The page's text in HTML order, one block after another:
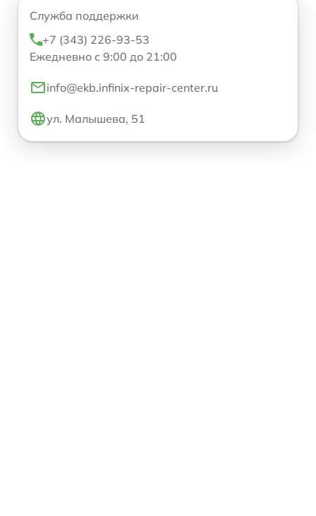
Служба поддержки
+7 (343) 226-93-53
Ежедневно с 9:00 до 21:00
info@ekb.infinix-repair-center.ru
ул. Малышева, 51